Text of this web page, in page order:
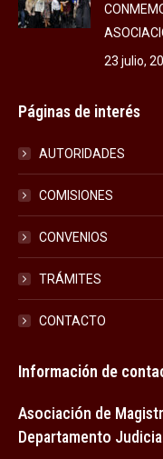
23 julio,
Páginas de interés
AUTORIDADES
COMISIONES
CONVENIOS
TRÁMITES
CONTACTO
Información de
Asociación de
Departamento